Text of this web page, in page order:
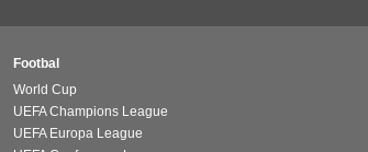
Footbal
World Cup
UEFA Champions League
UEFA Europa League